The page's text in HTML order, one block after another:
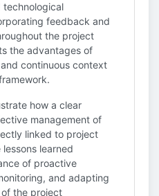
technological
feedback and
the project
the advantages of
continuous context
how a clear
management of
linked to project
learned
of proactive
and adapting
the project